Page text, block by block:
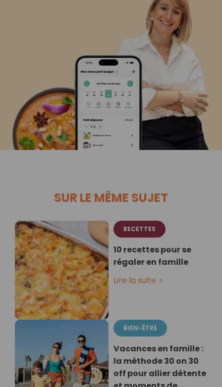
SUR LE MÊME SUJET
RECETTES
10 recettes pour se
régaler en famille
Lire la suite
BIEN-ÊTRE
Vacances en famille :
la méthode 30 on 30
off pour allier détente